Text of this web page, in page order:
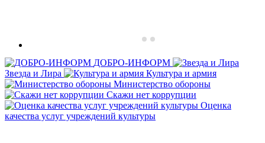
ДОБРО-ИНФОРМ
Звезда и Лира
Культура и армия
Министерство обороны
Скажи нет коррупции
Оценка
качества услуг учреждений культуры